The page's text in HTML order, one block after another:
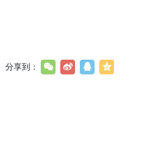
分享到：